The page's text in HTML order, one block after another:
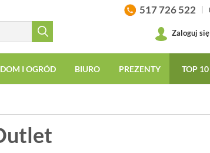
517 726 522
Zaloguj się
DOM I OGRÓD BIURO PREZENTY TOP 10